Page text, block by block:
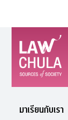
มาเรียนกับเรา